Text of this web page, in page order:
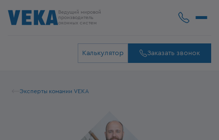
Ведущий мировой
производитель
оконных систем
Калькулятор Заказать звонок
Эксперты комании VEKA